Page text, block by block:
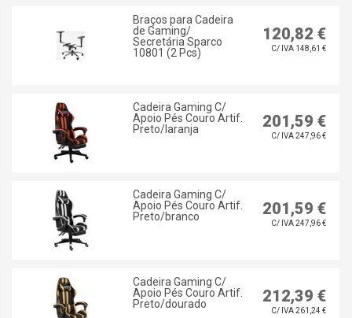
Braços para Cadeira
de Gaming/
Secretária Sparco
10801 (2 Pcs)
120,82 €
C/ IVA 148,61 €
Cadeira Gaming C/
Apoio Pés Couro Artif.
Preto/laranja
201,59 €
C/ IVA 247,96 €
Cadeira Gaming C/
Apoio Pés Couro Artif.
Preto/branco
201,59 €
C/ IVA 247,96 €
Cadeira Gaming C/
Apoio Pés Couro Artif.
Preto/dourado
212,39 €
C/ IVA 261,24 €